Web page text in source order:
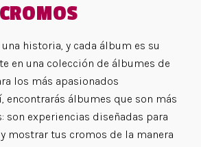
historia, y cada álbum es su
en una colección de álbumes de
los más apasionados
encontrarás álbumes que son más
son experiencias diseñadas para
mostrar tus cromos de la manera